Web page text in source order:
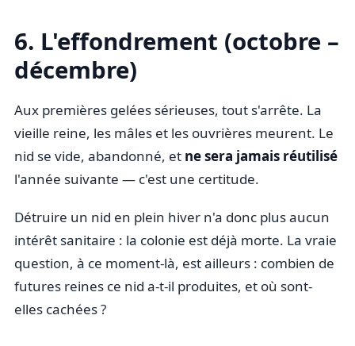
6. L'effondrement (octobre –
décembre)
Aux premières gelées sérieuses, tout s'arrête. La
vieille reine, les mâles et les ouvrières meurent. Le
nid se vide, abandonné, et ne sera jamais réutilisé
l'année suivante — c'est une certitude.
Détruire un nid en plein hiver n'a donc plus aucun
intérêt sanitaire : la colonie est déjà morte. La vraie
question, à ce moment-là, est ailleurs : combien de
futures reines ce nid a-t-il produites, et où sont-
elles cachées ?